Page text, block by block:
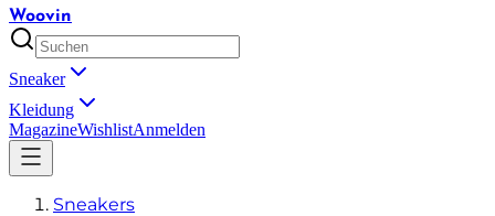
Woovin
Sneaker
Kleidung
MagazineWishlistAnmelden
Sneakers